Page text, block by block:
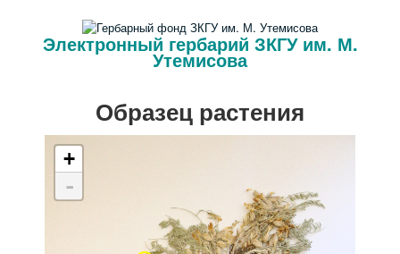
Электронный гербарий ЗКГУ им. М.
Утемисова
Образец растения
+
-